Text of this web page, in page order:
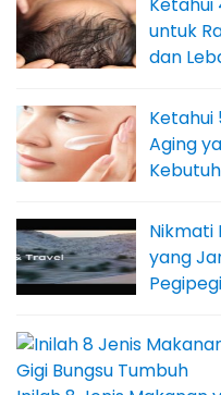
untuk
dan
Ketahui
Aging
Nikmati
yang
Pegipegi